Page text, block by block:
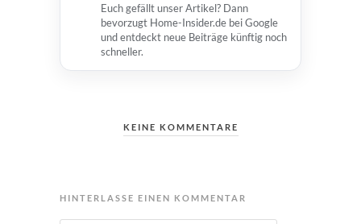
Euch gefällt unser Artikel? Dann
bevorzugt Home-Insider.de bei Google
und entdeckt neue Beiträge künftig noch
schneller.
KEINE KOMMENTARE
HINTERLASSE EINEN KOMMENTAR